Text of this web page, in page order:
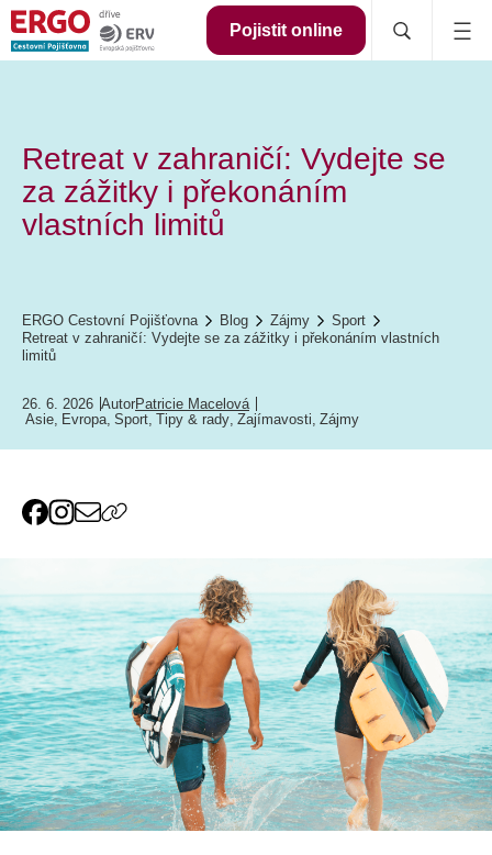
Pojistit online
Retreat v zahraničí: Vydejte se
za zážitky i překonáním
vlastních limitů
ERGO Cestovní Pojišťovna Blog Zájmy
Sport
Retreat v zahraničí: Vydejte se za zážitky i překonáním vlastních
limitů
26. 6. 2026 AutorPatricie Macelová
Asie, Evropa, Sport, Tipy & rady, Zajímavosti, Zájmy